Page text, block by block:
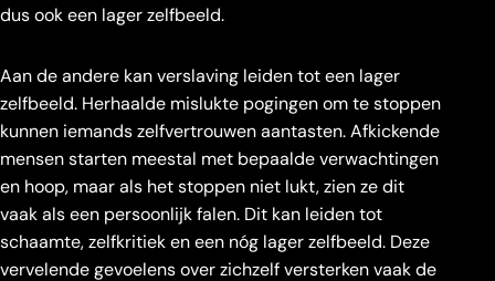
dus ook een lager zelfbeeld.
Aan de andere kan verslaving leiden tot een lager
zelfbeeld. Herhaalde mislukte pogingen om te stoppen
kunnen iemands zelfvertrouwen aantasten. Afkickende
mensen starten meestal met bepaalde verwachtingen
en hoop, maar als het stoppen niet lukt, zien ze dit
vaak als een persoonlijk falen. Dit kan leiden tot
schaamte, zelfkritiek en een nóg lager zelfbeeld. Deze
vervelende gevoelens over zichzelf versterken vaak de